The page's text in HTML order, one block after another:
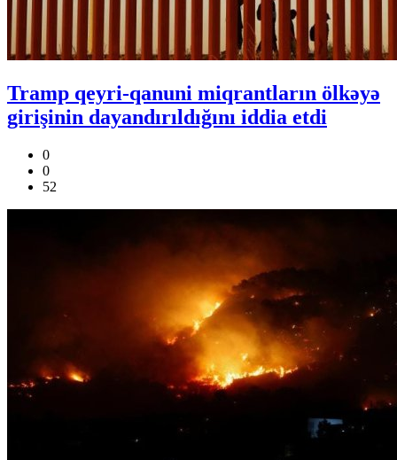
Tramp qeyri-qanuni miqrantların ölkəyə
girişinin dayandırıldığını iddia etdi
0
0
52